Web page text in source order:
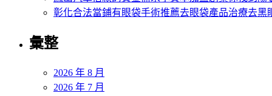
彰化合法當鋪有眼袋手術推薦去眼袋產品治療去黑
彙整
2026 年 8 月
2026 年 7 月